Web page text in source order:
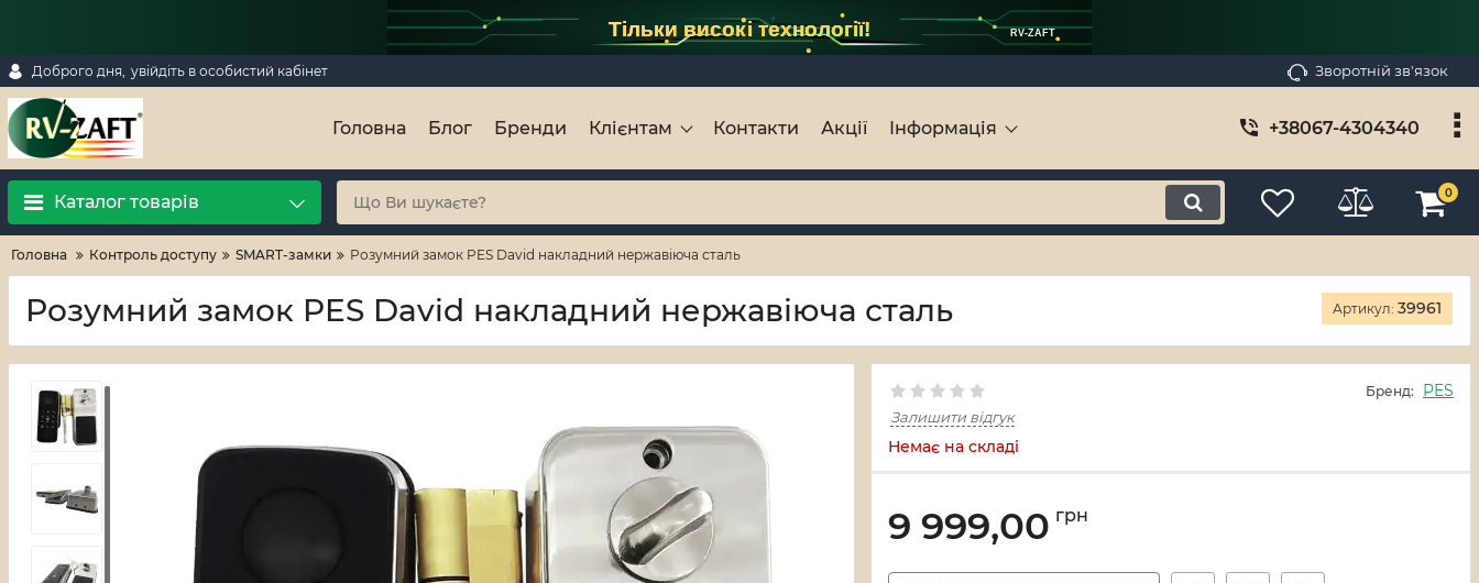
Тільки високі технології! RV-ZAFT
Доброго дня, увійдіть в особистий кабінет Зворотній зв'язок
Головна Блог Бренди Клієнтам Контакти Акції Інформація +38067-4304340
Каталог товарів 0
Головна Контроль доступу SMART-замки Розумний замок PES David накладний нержавіюча сталь
Розумний замок PES David накладний нержавіюча сталь Артикул: 39961
Бренд: PES
Залишити відгук
Немає на складі
9 999,00 грн